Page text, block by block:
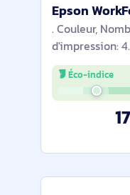
. Couleur,
d'impression:
4800 x 2400
A ISO
(noir, qualité
Éco-indice